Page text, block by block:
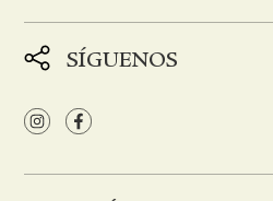
SÍGUENOS